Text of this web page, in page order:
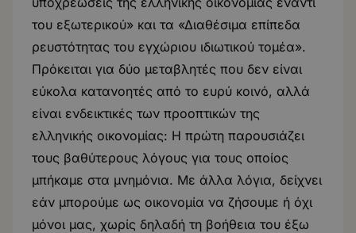
του εξωτερικού» και τα «Διαθέσιμα επίπεδα
ρευστότητας του εγχώριου ιδιωτικού τομέα».
Πρόκειται για δύο μεταβλητές που δεν είναι
εύκολα κατανοητές από το ευρύ κοινό, αλλά
είναι ενδεικτικές των προοπτικών της
ελληνικής οικονομίας: Η πρώτη παρουσιάζει
τους βαθύτερους λόγους για τους οποίος
μπήκαμε στα μνημόνια. Με άλλα λόγια, δείχνει
εάν μπορούμε ως οικονομία να ζήσουμε ή όχι
μόνοι μας, χωρίς δηλαδή τη βοήθεια του έξω